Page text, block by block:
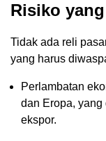
Risiko
Tidak ada reli
yang harus
Perlambatan
dan Eropa, yang
ekspor.